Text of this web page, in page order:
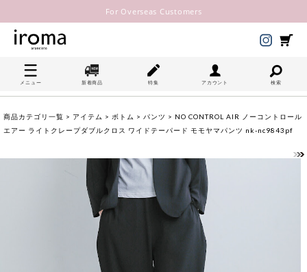
For Overseas Customers
メニュー 新着商品 特集 アカウント 検索
商品カテゴリ一覧 > アイテム > ボトム > パンツ > NO CONTROL AIR ノーコントロール
エアー ライトクレープダブルクロス ワイドテーパード モモヤマパンツ nk-nc9843pf